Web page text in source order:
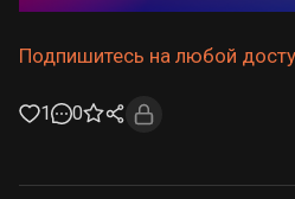
Подпишитесь на любой
1 0